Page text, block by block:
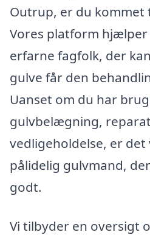
Outrup, er du kommet
Vores platform
erfarne fagfolk, der
gulve får den
Uanset om du har
gulvbelægning,
vedligeholdelse, er
pålidelig gulvmand,
godt.
Vi tilbyder en oversigt